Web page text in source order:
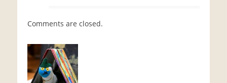
Comments are closed.